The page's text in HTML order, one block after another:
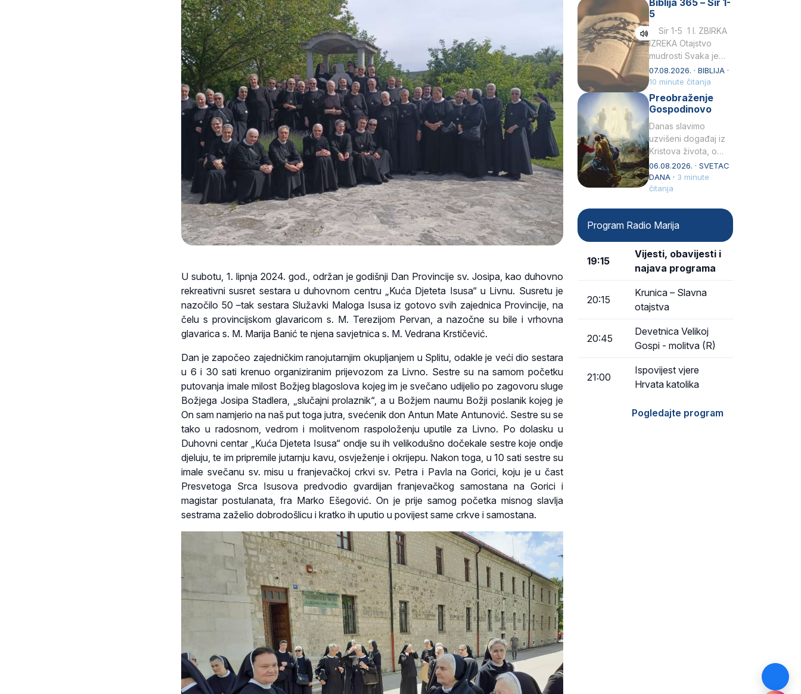
U subotu, 1. lipnja 2024. god., održan je godišnji Dan Provincije sv. Josipa, kao duhovno
rekreativni susret sestara u duhovnom centru „Kuća Djeteta Isusa“ u Livnu. Susretu je
nazočilo 50 –tak sestara Služavki Maloga Isusa iz gotovo svih zajednica Provincije, na
čelu s provincijskom glavaricom s. M. Terezijom Pervan, a nazočne su bile i vrhovna
glavarica s. M. Marija Banić te njena savjetnica s. M. Vedrana Krstičević.
Dan je započeo zajedničkim ranojutarnjim okupljanjem u Splitu, odakle je veći dio sestara
u 6 i 30 sati krenuo organiziranim prijevozom za Livno. Sestre su na samom početku
putovanja imale milost Božjeg blagoslova kojeg im je svečano udijelio po zagovoru sluge
Božjega Josipa Stadlera, „slučajni prolaznik“, a u Božjem naumu Božji poslanik kojeg je
On sam namjerio na naš put toga jutra, svećenik don Antun Mate Antunović. Sestre su se
tako u radosnom, vedrom i molitvenom raspoloženju uputile za Livno. Po dolasku u
Duhovni centar „Kuća Djeteta Isusa“ ondje su ih velikodušno dočekale sestre koje ondje
djeluju, te im pripremile jutarnju kavu, osvježenje i okrijepu. Nakon toga, u 10 sati sestre su
imale svečanu sv. misu u franjevačkoj crkvi sv. Petra i Pavla na Gorici, koju je u čast
Presvetoga Srca Isusova predvodio gvardijan franjevačkog samostana na Gorici i
magistar postulanata, fra Marko Ešegović. On je prije samog početka misnog slavlja
sestrama zaželio dobrodošlicu i kratko ih uputio u povijest same crkve i samostana.
rođenjem Grk.
Obnovio je odnose s
afričkim…
Biblija 365 – Sir 1-
5
Sir 1-5 1 I. ZBIRKA
IZREKA Otajstvo
mudrosti Svaka je
mudrost od Gospoda
i s njime je dovijeka.2
Tko će…
07.08.2026. · BIBLIJA ·
10 minute čitanja
Preobraženje
Gospodinovo
Danas slavimo
uzvišeni događaj iz
Kristova života, o
kojem nas izvješćuju
evanđelisti Matej,
Marko i Luka te sveti
06.08.2026. · SVETAC
DANA · 3 minute
čitanja
Program Radio Marija
19:15
Vijesti, obavijesti i
najava programa
20:15
Krunica – Slavna
otajstva
20:45
Devetnica Velikoj
Gospi - molitva (R)
21:00
Ispovijest vjere
Hrvata katolika
Pogledajte program